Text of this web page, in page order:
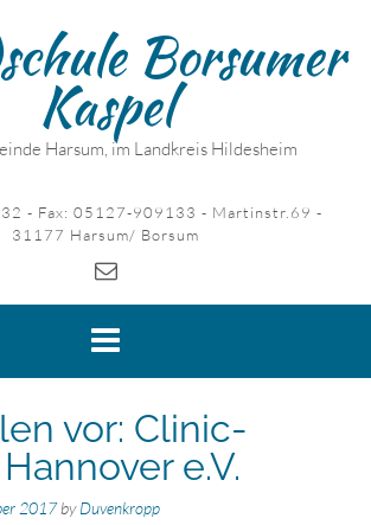
Borsumer
Kaspel
Harsum, im Landkreis Hildesheim
- Fax: 05127-909133 - Martinstr.69 -
31177 Harsum/ Borsum
vor: Clinic-
e.V.
2017byDuvenkropp